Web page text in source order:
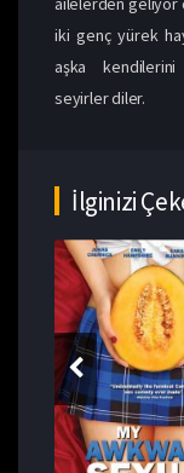
iki genç yürek
aşka kendilerini
seyirler diler.
İlginizi